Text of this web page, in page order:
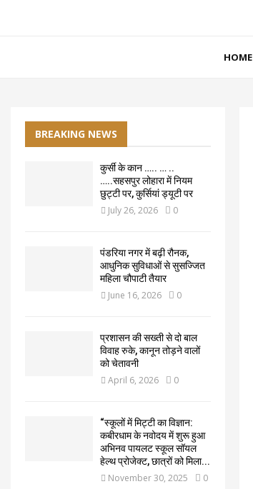
HOME
BREAKING NEWS
कुर्सी के कान ….. … ..
…..सहसपुर लोहारा में नियम
छुट्टी पर, कुर्सियां ड्यूटी पर
July 26, 2026 0
पंडरिया नगर में बढ़ी रौनक,
आधुनिक सुविधाओं से सुसज्जित
महिला चौपाटी तैयार
June 16, 2026 0
प्रशासन की सख्ती से दो बाल
विवाह रुके, कानून तोड़ने वालों
को चेतावनी
April 6, 2026 0
“स्कूलों में मिट्टी का विज्ञान:
कबीरधाम के नवोदय में शुरू हुआ
अभिनव पायलट स्कूल सॉयल
हेल्थ प्रोजेक्ट, छात्रों को मिला...
November 30, 2025 0